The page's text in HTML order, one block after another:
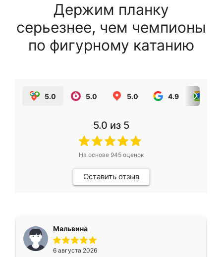
Держим планку
серьезнее, чем чемпионы
по фигурному катанию
5.0 5.0 5.0 4.9
5.0 из 5
На основе 945оценок
Оставить отзыв
Мальвина
6 августа 2026